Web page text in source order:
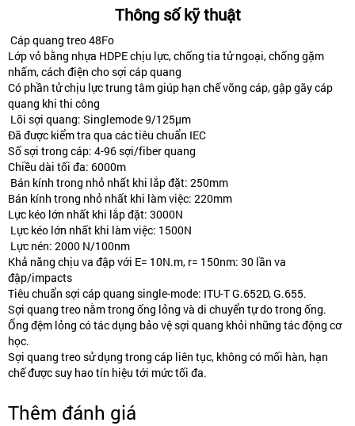
Thông số kỹ thuật
Cáp quang treo 48Fo
Lớp vỏ bằng nhựa HDPE chịu lực, chống tia tử ngoại, chống gặm
nhấm, cách điện cho sợi cáp quang
Có phần tử chịu lực trung tâm giúp hạn chế võng cáp, gập gãy cáp
quang khi thi công
Lõi sợi quang: Singlemode 9/125µm
Đã được kiểm tra qua các tiêu chuẩn IEC
Số sợi trong cáp: 4-96 sợi/fiber quang
Chiều dài tối đa: 6000m
Bán kính trong nhỏ nhất khi lắp đặt: 250mm
Bán kính trong nhỏ nhất khi làm việc: 220mm
Lực kéo lớn nhất khi lắp đặt: 3000N
Lực kéo lớn nhất khi làm việc: 1500N
Lực nén: 2000 N/100nm
Khả năng chịu va đập với E= 10N.m, r= 150nm: 30 lần va
đập/impacts
Tiêu chuẩn sợi cáp quang single-mode: ITU-T G.652D, G.655.
Sợi quang treo nằm trong ống lỏng và di chuyển tự do trong ống.
Ống đệm lỏng có tác dụng bảo vệ sợi quang khỏi những tác động cơ
học.
Sợi quang treo sử dụng trong cáp liên tục, không có mối hàn, hạn
chế được suy hao tín hiệu tới mức tối đa.
Thêm đánh giá